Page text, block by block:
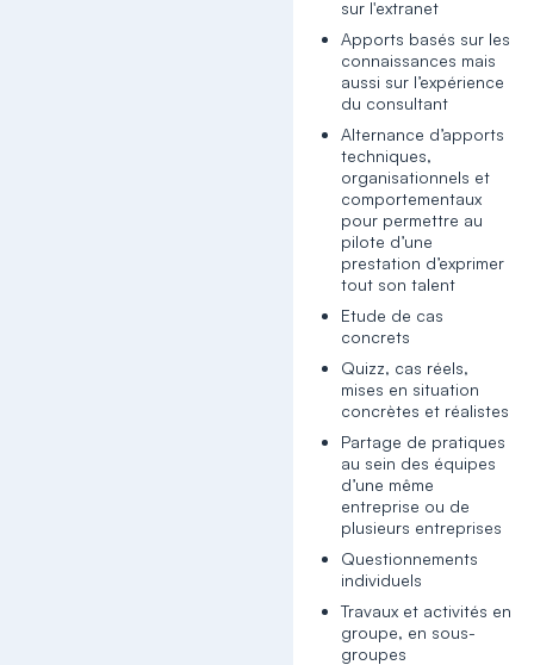
sur l'extranet
Apports basés sur les
connaissances mais
aussi sur l’expérience
du consultant
Alternance d’apports
techniques,
organisationnels et
comportementaux
pour permettre au
pilote d’une
prestation d’exprimer
tout son talent
Etude de cas
concrets
Quizz, cas réels,
mises en situation
concrètes et réalistes
Partage de pratiques
au sein des équipes
d’une même
entreprise ou de
plusieurs entreprises
Questionnements
individuels
Travaux et activités en
groupe, en sous-
groupes